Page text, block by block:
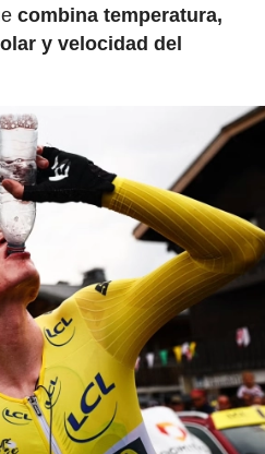
combina temperatura,
y velocidad del